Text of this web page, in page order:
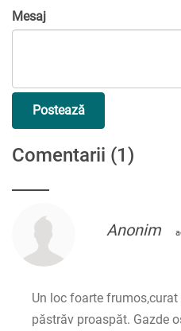
Mesaj
Postează
Comentarii (1)
Anonim
Un loc foarte
păstrăv proaspăt. Gazde